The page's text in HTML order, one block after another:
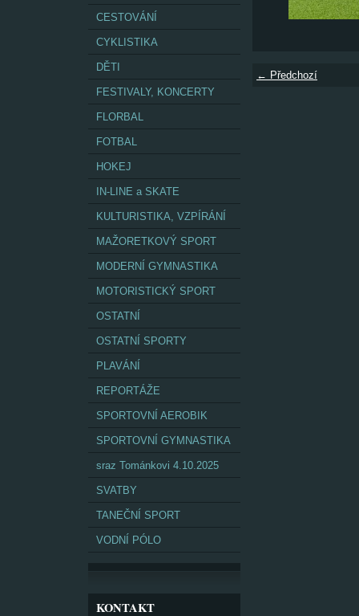
CESTOVÁNÍ
CYKLISTIKA
DĚTI
FESTIVALY, KONCERTY
FLORBAL
FOTBAL
HOKEJ
IN-LINE a SKATE
KULTURISTIKA, VZPÍRÁNÍ
MAŽORETKOVÝ SPORT
MODERNÍ GYMNASTIKA
MOTORISTICKÝ SPORT
OSTATNÍ
OSTATNÍ SPORTY
PLAVÁNÍ
REPORTÁŽE
SPORTOVNÍ AEROBIK
SPORTOVNÍ GYMNASTIKA
sraz Tománkovi 4.10.2025
SVATBY
TANEČNÍ SPORT
VODNÍ PÓLO
KONTAKT
← Předchozí